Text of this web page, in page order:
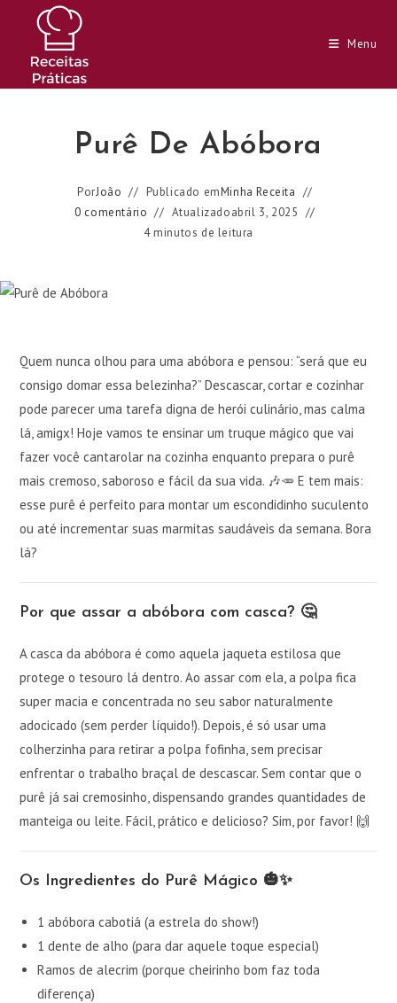
conteúdo
Menu
Purê De Abóbora
PorJoão Publicado emMinha Receita
0 comentário
Atualizadoabril 3, 2025
4 minutos de leitura
Quem nunca olhou para uma abóbora e pensou: “será que eu
consigo domar essa belezinha?” Descascar, cortar e cozinhar
pode parecer uma tarefa digna de herói culinário, mas calma
lá, amigx! Hoje vamos te ensinar um truque mágico que vai
fazer você cantarolar na cozinha enquanto prepara o purê
mais cremoso, saboroso e fácil da sua vida. 🎶🥕 E tem mais:
esse purê é perfeito para montar um escondidinho suculento
ou até incrementar suas marmitas saudáveis da semana. Bora
lá?
Por que assar a abóbora com casca? 🤔
A casca da abóbora é como aquela jaqueta estilosa que
protege o tesouro lá dentro. Ao assar com ela, a polpa fica
super macia e concentrada no seu sabor naturalmente
adocicado (sem perder líquido!). Depois, é só usar uma
colherzinha para retirar a polpa fofinha, sem precisar
enfrentar o trabalho braçal de descascar. Sem contar que o
purê já sai cremosinho, dispensando grandes quantidades de
manteiga ou leite. Fácil, prático e delicioso? Sim, por favor! 🙌
Os Ingredientes do Purê Mágico 🎃✨
1 abóbora cabotiá (a estrela do show!)
1 dente de alho (para dar aquele toque especial)
Ramos de alecrim (porque cheirinho bom faz toda
diferença)